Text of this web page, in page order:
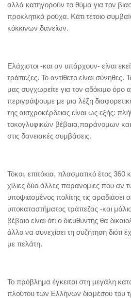
αλλά κατηγορούν το θύμα για τον
προκλητικά ρούχα. Κάτι τέτοιο
κόκκινων δανείων.
Ελάχιστοι -και αν υπάρχουν- είναι
τράπεζες. Το αντίθετο είναι σύνηθες.
μας συγχωρείτε για τον αδόκιμο
περιγράψουμε με μια λέξη
της αισχροκέρδειας είναι ως εξής:
τοκογλυφικών βέβαια,παράνομων
στις δανειακές συμβάσεις.
Τόκοι, επιτόκια, πλασματικό έτος 360
χίλιες δύο άλλες παρανομίες που αν
υποψιασμένος πολίτης τις αραδιάσει
υποκαταστήματος τράπεζας -και
βέβαιο είναι ότι ο διευθυντής θα
άλλο να συνεχίσει τη συζήτηση διότι
με πελάτη.
Το πρόβλημα έγκειται στη μεγάλη
πλούτου των Ελλήνων διαμέσου του